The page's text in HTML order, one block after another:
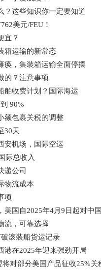
？这些知识你一定要知道
美元/FEU！
宜？
箱运输的新常态
痪，集装箱运输全面停摆
的？注意事项
舶收费计划？国际海运
90%
额包裹关税的调整
30天
安机场，国际空运
际总收入
递公司
物流成本
项
国自2025年4月9日起对中
流，可靠选择
滚装船货运记录
港在2025年迎来强劲开局
将对部分美国产品征收25%关